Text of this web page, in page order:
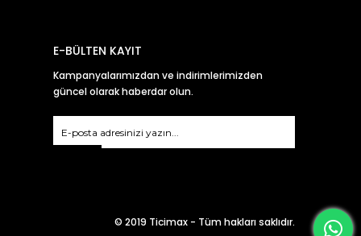
E-BÜLTEN KAYIT
Kampanyalarımızdan ve indirimlerimizden
güncel olarak haberdar olun.
© 2019 Ticimax - Tüm hakları saklıdır.